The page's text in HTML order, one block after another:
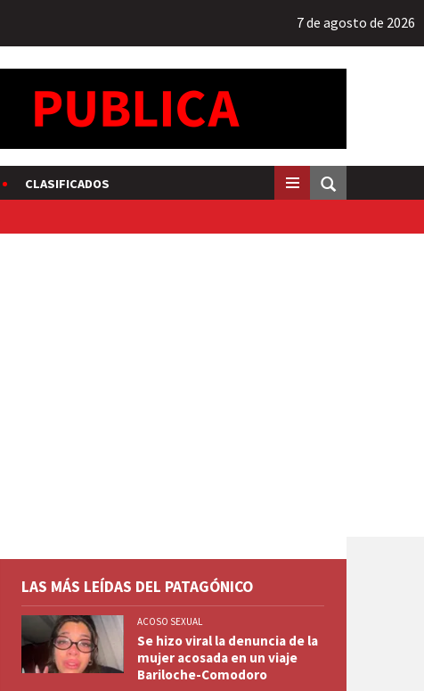
7 de agosto de 2026
CLASIFICADOS
LAS MÁS LEÍDAS DEL PATAGÓNICO
ACOSO SEXUAL
Se hizo viral la denuncia de la
mujer acosada en un viaje
Bariloche-Comodoro